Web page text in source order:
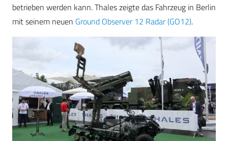
betrieben werden kann. Thales zeigte das Fahrzeug in Berlin
mit seinem neuen Ground Observer 12 Radar (GO12).